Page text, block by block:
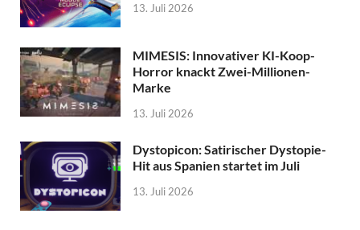
13. Juli 2026
MIMESIS: Innovativer KI-Koop-
Horror knackt Zwei-Millionen-
Marke
13. Juli 2026
Dystopicon: Satirischer Dystopie-
Hit aus Spanien startet im Juli
13. Juli 2026